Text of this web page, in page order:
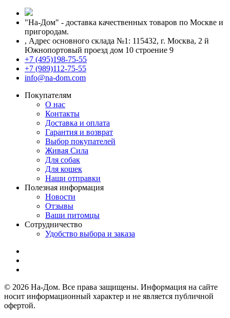
"На-Дом" - доставка качественных товаров по Москве и
пригородам.
, Адрес основного склада №1: 115432, г. Москва, 2 й
Южнопортовый проезд дом 10 строение 9
+7 (495)198-75-55
+7 (989)112-75-55
info@na-dom.com
Покупателям
О нас
Контакты
Доставка и оплата
Гарантия и возврат
Выбор покупателей
Живая Сила
Для собак
Для кошек
Наши отправки
Полезная информация
Новости
Отзывы
Ваши питомцы
Сотрудничество
Удобство выбора и заказа
© 2026 На-Дом. Все права защищены. Информация на сайте
носит информационный характер и не является публичной
офертой.